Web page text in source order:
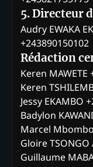
5. Directeur
Audry EWAKA
+243890150102
Rédaction
Keren MAWETE
Keren
Jessy EKAMBO
Badylon
Marcel
Gloire
Guillaume